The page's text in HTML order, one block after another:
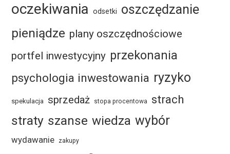
oczekiwania odsetki
oszczędzanie
pieniądze plany oszczędnościowe
portfel inwestycyjny przekonania
psychologia inwestowania ryzyko
spekulacja sprzedaż stopa procentowa strach
straty szanse wiedza wybór
wydawanie zakupy